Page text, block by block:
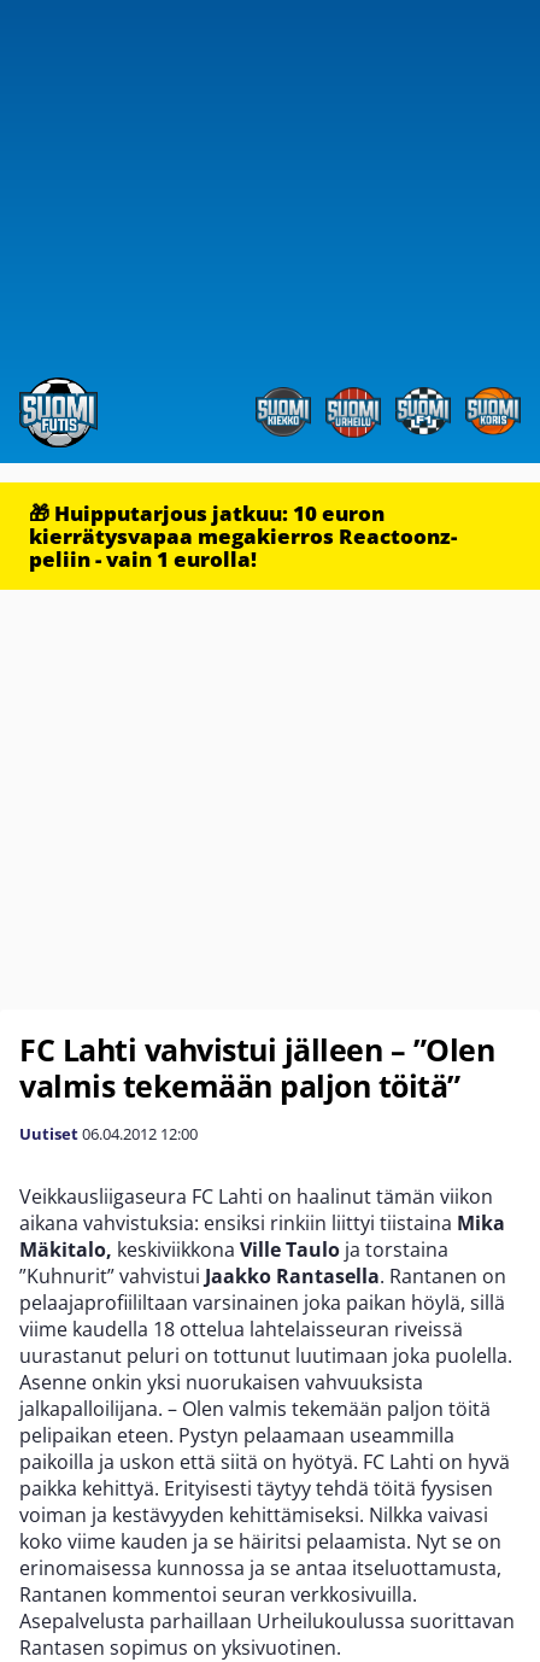
🎁 Huipputarjous jatkuu: 10 euron
kierrätysvapaa megakierros Reactoonz-
peliin - vain 1 eurolla!
FC Lahti vahvistui jälleen – ”Olen
valmis tekemään paljon töitä”
Uutiset06.04.2012 12:00
Veikkausliigaseura FC Lahti on haalinut tämän viikon
aikana vahvistuksia: ensiksi rinkiin liittyi tiistaina Mika
Mäkitalo, keskiviikkona Ville Taulo ja torstaina
”Kuhnurit” vahvistui Jaakko Rantasella. Rantanen on
pelaajaprofiililtaan varsinainen joka paikan höylä, sillä
viime kaudella 18 ottelua lahtelaisseuran riveissä
uurastanut peluri on tottunut luutimaan joka puolella.
Asenne onkin yksi nuorukaisen vahvuuksista
jalkapalloilijana. – Olen valmis tekemään paljon töitä
pelipaikan eteen. Pystyn pelaamaan useammilla
paikoilla ja uskon että siitä on hyötyä. FC Lahti on hyvä
paikka kehittyä. Erityisesti täytyy tehdä töitä fyysisen
voiman ja kestävyyden kehittämiseksi. Nilkka vaivasi
koko viime kauden ja se häiritsi pelaamista. Nyt se on
erinomaisessa kunnossa ja se antaa itseluottamusta,
Rantanen kommentoi seuran verkkosivuilla.
Asepalvelusta parhaillaan Urheilukoulussa suorittavan
Rantasen sopimus on yksivuotinen.